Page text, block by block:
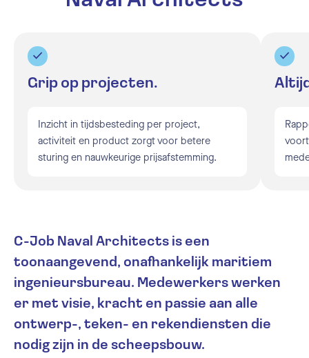
Grip op projecten.
Inzicht in tijdsbesteding per project,
activiteit en product zorgt voor betere
sturing en nauwkeurige prijsafstemming.
C-Job Naval Architects is een
toonaangevend, onafhankelijk maritiem
ingenieursbureau. Medewerkers werken
er met visie, kracht en passie aan alle
ontwerp-, teken- en rekendiensten die
nodig zijn in de scheepsbouw.